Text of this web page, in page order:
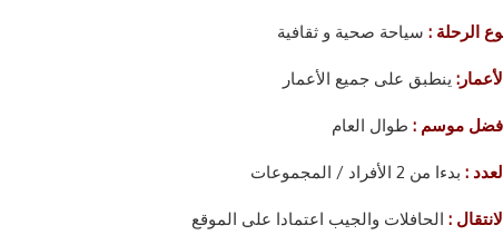
الرحلة : سياحة صحية و ثقافية
ينطبق على جميع الأعمار
موسم : طوال العام
: بدءا من 2 الأفراد / المجموعات
: الحافلات والجيب اعتمادا على الموقع